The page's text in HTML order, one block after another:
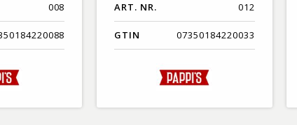
008 ART. NR. 012
GTIN 07350184220033